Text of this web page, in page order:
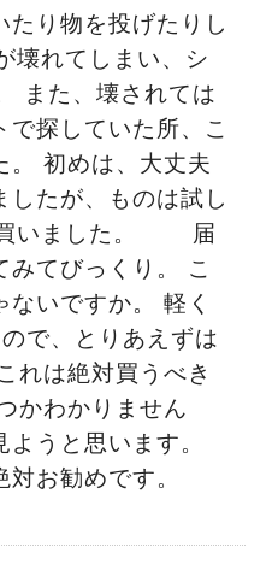
たり物を投げたりし
壊れてしまい、シ
また、壊されては
で探していた所、こ
。 初めは、大丈夫
したが、ものは試し
買いました。 届
みてびっくり。 こ
いですか。 軽く
で、とりあえずは
れは絶対買うべき
かわかりません
うと思います。
お勧めです。